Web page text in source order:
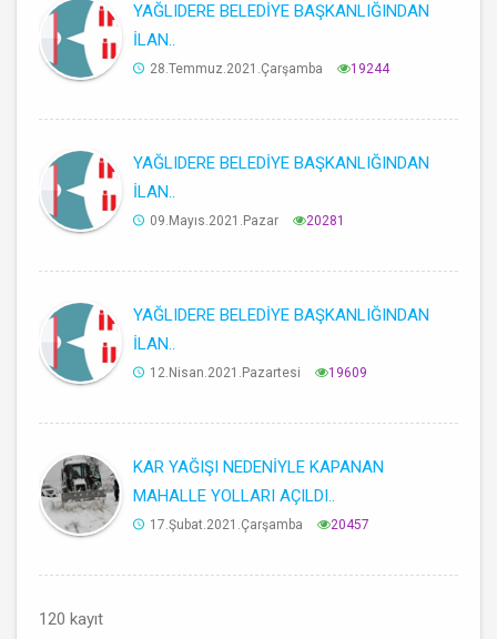
YAĞLIDERE BELEDİYE BAŞKANLIĞINDAN
İLAN..
28.Temmuz.2021.Çarşamba 19244
YAĞLIDERE BELEDİYE BAŞKANLIĞINDAN
İLAN..
09.Mayıs.2021.Pazar 20281
YAĞLIDERE BELEDİYE BAŞKANLIĞINDAN
İLAN..
12.Nisan.2021.Pazartesi 19609
KAR YAĞIŞI NEDENİYLE KAPANAN
MAHALLE YOLLARI AÇILDI..
17.Şubat.2021.Çarşamba 20457
120 kayıt